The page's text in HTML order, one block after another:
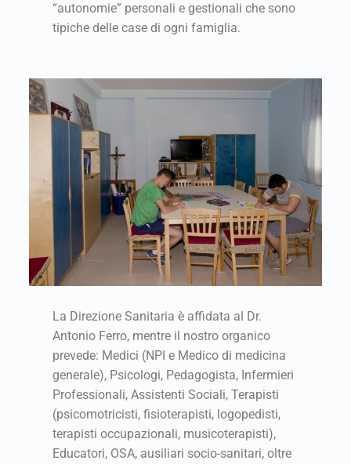
“autonomie” personali e gestionali che sono
tipiche delle case di ogni famiglia.
La Direzione Sanitaria è affidata al Dr.
Antonio Ferro, mentre il nostro organico
prevede: Medici (NPI e Medico di medicina
generale), Psicologi, Pedagogista, Infermieri
Professionali, Assistenti Sociali, Terapisti
(psicomotricisti, fisioterapisti, logopedisti,
terapisti occupazionali, musicoterapisti),
Educatori, OSA, ausiliari socio-sanitari, oltre